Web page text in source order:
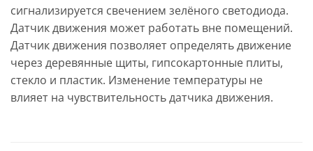
сигнализируется свечением зелёного светодиода.
Датчик движения может работать вне помещений.
Датчик движения позволяет определять движение
через деревянные щиты, гипсокартонные плиты,
стекло и пластик. Изменение температуры не
влияет на чувствительность датчика движения.